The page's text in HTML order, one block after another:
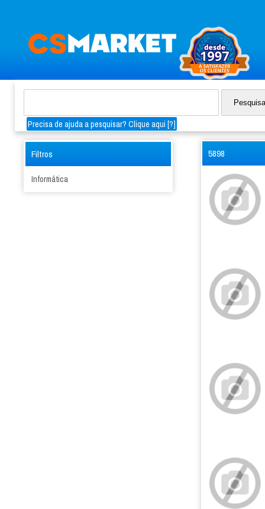
Precisa de ajuda a pesquisar? Clique aqui [?]
Filtros
Informática
5898